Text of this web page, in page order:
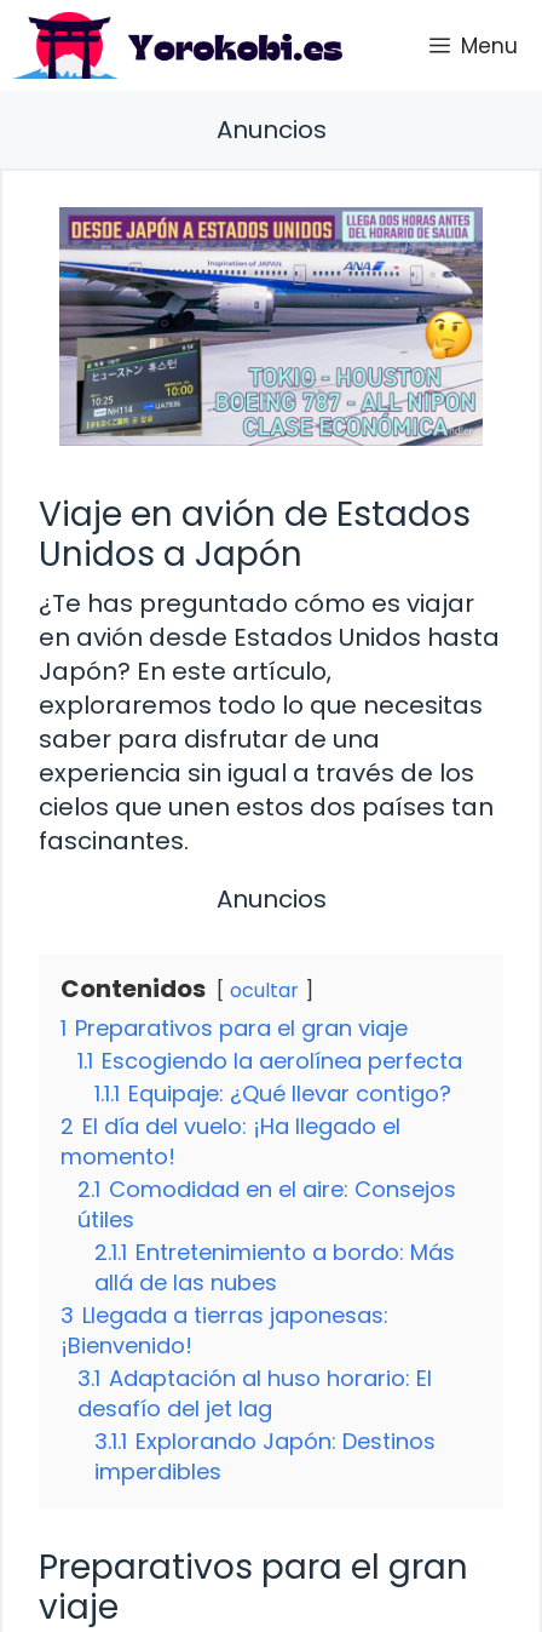
Saltar
contenido
Menu
Anuncios
Viaje en avión de Estados
Unidos a Japón
¿Te has preguntado cómo es viajar
en avión desde Estados Unidos hasta
Japón? En este artículo,
exploraremos todo lo que necesitas
saber para disfrutar de una
experiencia sin igual a través de los
cielos que unen estos dos países tan
fascinantes.
Anuncios
Contenidos ocultar
1 Preparativos para el gran viaje
1.1 Escogiendo la aerolínea perfecta
1.1.1 Equipaje: ¿Qué llevar contigo?
2 El día del vuelo: ¡Ha llegado el
momento!
2.1 Comodidad en el aire: Consejos
útiles
2.1.1 Entretenimiento a bordo: Más
allá de las nubes
3 Llegada a tierras japonesas:
¡Bienvenido!
3.1 Adaptación al huso horario: El
desafío del jet lag
3.1.1 Explorando Japón: Destinos
imperdibles
Preparativos para el gran
viaje